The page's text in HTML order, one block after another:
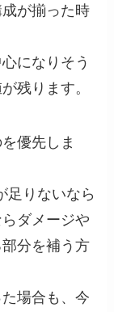
が揃った時
になりそう
残ります。
優先しま
足りないなら
ダメージや
分を補う方
場合も、今